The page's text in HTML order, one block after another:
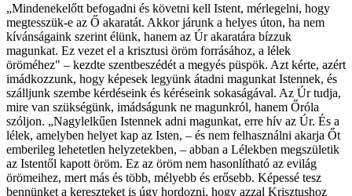
„Mindenekelőtt befogadni és követni kell Istent, mérlegelni, hogy
megtesszük-e az Ő akaratát. Akkor járunk a helyes úton, ha nem
kívánságaink szerint élünk, hanem az Úr akaratára bízzuk
magunkat. Ez vezet el a krisztusi öröm forrásához, a lélek
öröméhez" – kezdte szentbeszédét a megyés püspök. Azt kérte, azért
imádkozzunk, hogy képesek legyünk átadni magunkat Istennek, és
szálljunk szembe kérdéseink és kéréseink sokaságával. Az Úr tudja,
mire van szükségünk, imádságunk ne magunkról, hanem Őróla
szóljon. „Nagylelkűen Istennek adni magunkat, erre hív az Úr. És a
lélek, amelyben helyet kap az Isten, – és nem felhasználni akarja Őt
emberileg lehetetlen helyzetekben, – abban a Lélekben megszületik
az Istentől kapott öröm. Ez az öröm nem hasonlítható az evilág
örömeihez, mert más és több, mélyebb és erősebb. Képessé tesz
bennünket a kereszteket is úgy hordozni, hogy azzal Krisztushoz